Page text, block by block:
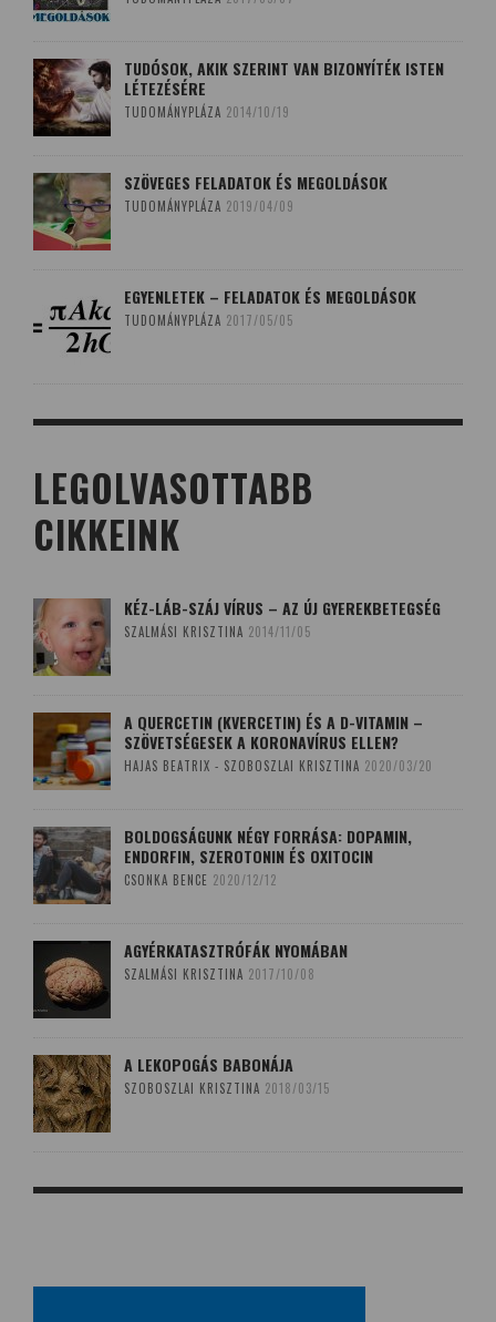
TUDÓSOK, AKIK SZERINT VAN BIZONYÍTÉK ISTEN
LÉTEZÉSÉRE
TUDOMÁNYPLÁZA 2014/10/19
SZÖVEGES FELADATOK ÉS MEGOLDÁSOK
TUDOMÁNYPLÁZA 2019/04/09
EGYENLETEK – FELADATOK ÉS MEGOLDÁSOK
TUDOMÁNYPLÁZA 2017/05/05
LEGOLVASOTTABB
CIKKEINK
KÉZ-LÁB-SZÁJ VÍRUS – AZ ÚJ GYEREKBETEGSÉG
SZALMÁSI KRISZTINA 2014/11/05
A QUERCETIN (KVERCETIN) ÉS A D-VITAMIN –
SZÖVETSÉGESEK A KORONAVÍRUS ELLEN?
HAJAS BEATRIX - SZOBOSZLAI KRISZTINA 2020/03/20
BOLDOGSÁGUNK NÉGY FORRÁSA: DOPAMIN,
ENDORFIN, SZEROTONIN ÉS OXITOCIN
CSONKA BENCE 2020/12/12
AGYÉRKATASZTRÓFÁK NYOMÁBAN
SZALMÁSI KRISZTINA 2017/10/08
A LEKOPOGÁS BABONÁJA
SZOBOSZLAI KRISZTINA 2018/03/15